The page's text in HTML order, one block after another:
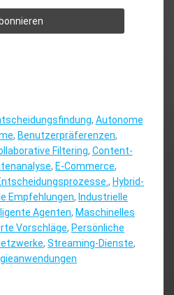
, Autonome
, Benutzerpräferenzen,
Filtering, Content-
, E-Commerce,
, Hybrid-
Empfehlungen, Industrielle
Agenten, Maschinelles
Vorschläge, Persönliche
, Streaming-Dienste,